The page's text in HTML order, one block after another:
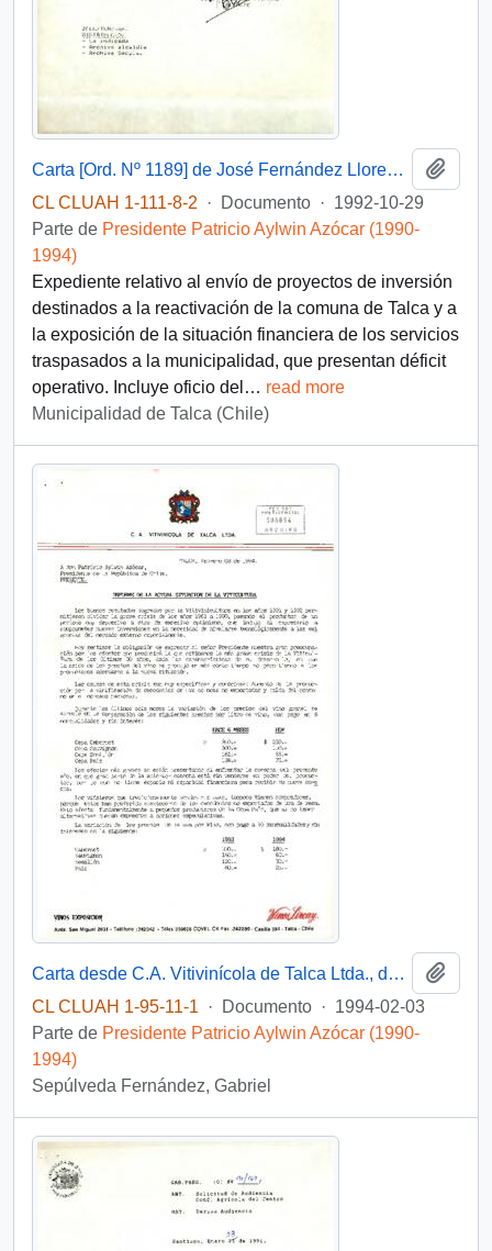
Carta [Ord. Nº 1189] de José Fernández Llorens, Alcalde de Talca, a Patricio Aylwin Azócar, Presidente de la República, sobre envío de proyectos de inversión comunal y situación financiera municipal
CL CLUAH 1-111-8-2
· Documento · 1992-10-29
Parte de Presidente Patricio Aylwin Azócar (1990-
1994)
Expediente relativo al envío de proyectos de inversión
destinados a la reactivación de la comuna de Talca y a
la exposición de la situación financiera de los servicios
traspasados a la municipalidad, que presentan déficit
operativo. Incluye oficio del … read more
Municipalidad de Talca (Chile)
Carta desde C.A. Vitivinícola de Talca Ltda., de su Presidente, sr. Gabriel Sepúlveda Fernández, y su Gerente, sr. Leopoldo Bustamante López, dirigida a don Patricio Aylwin Azócar, Presidente de la República de Chile
CL CLUAH 1-95-11-1
· Documento · 1994-02-03
Parte de Presidente Patricio Aylwin Azócar (1990-
1994)
Sepúlveda Fernández, Gabriel